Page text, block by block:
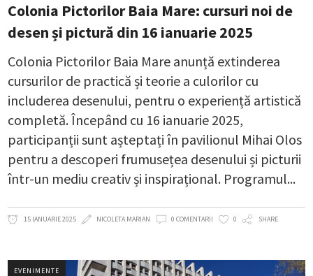
Colonia Pictorilor Baia Mare: cursuri noi de
desen și pictură din 16 ianuarie 2025
Colonia Pictorilor Baia Mare anunță extinderea
cursurilor de practică și teorie a culorilor cu
includerea desenului, pentru o experiență artistică
completă. Începând cu 16 ianuarie 2025,
participanții sunt așteptați în pavilionul Mihai Olos
pentru a descoperi frumusețea desenului și picturii
într-un mediu creativ și inspirațional. Programul
15 IANUARIE 2025 NICOLETA MARIAN 0 COMENTARII 0 SHARE
EVENIMENTE